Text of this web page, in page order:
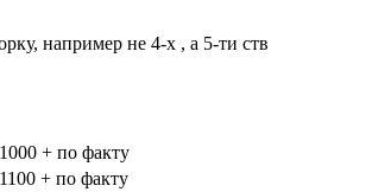
например не 4-х , а 5-ти ств
+ по факту
+ по факту